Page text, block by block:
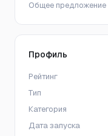
Общее предложение
Профиль
Рейтинг
Тип
Категория
Дата запуска